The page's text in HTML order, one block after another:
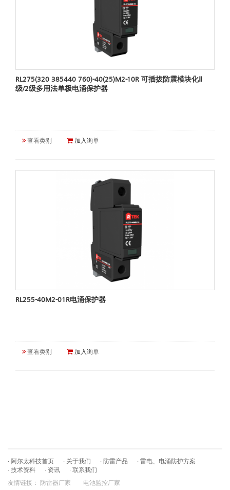
RL275(320 385440 760)-40(25)M2-10R 可插拔防震模块化Ⅱ
级/2级多用法单极电涌保护器
查看类别 加入询单
RL255-40M2-01R电涌保护器
查看类别 加入询单
· 阿尔太科技首页 · 关于我们 · 防雷产品
· 雷电、电涌防护方案
· 技术资料
· 资讯
· 联系我们
友情链接：
防雷器厂家 电池监控厂家